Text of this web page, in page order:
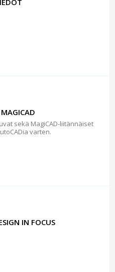
sekä MagiCAD-liitännäiset
varten.
IN FOCUS